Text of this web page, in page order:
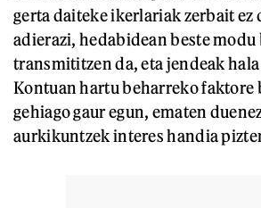
gerta daiteke ikerlariak zerbait ez
adierazi, hedabidean beste modu
transmititzen da, eta jendeak
Kontuan hartu beharreko faktore
gehiago gaur egun, ematen
aurkikuntzek interes handia